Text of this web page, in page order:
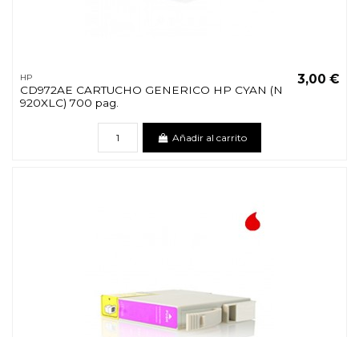
HP
CD972AE CARTUCHO GENERICO HP CYAN (N
920XLC) 700 pag.
3,00 €
Añadir al carrito